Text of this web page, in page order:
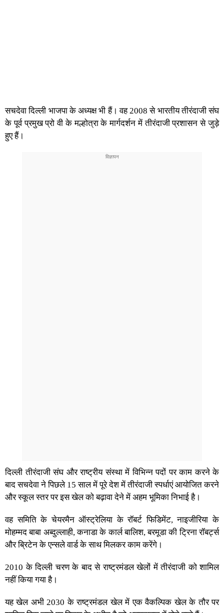
सचदेवा दिल्ली भाजपा के अध्यक्ष भी हैं। वह 2008 से भारतीय तीरंदाजी संघ
के पूर्व प्रमुख प्रो वी के मल्होत्रा ​​के मार्गदर्शन में तीरंदाजी प्रशासन से जुड़े
हुए हैं।
दिल्ली तीरंदाजी संघ और राष्ट्रीय संस्था में विभिन्न पदों पर काम करने के
बाद सचदेवा ने पिछले 15 साल में पूरे देश में तीरंदाजी स्पर्धाएं आयोजित करने
और स्कूल स्तर पर इस खेल को बढ़ावा देने में अहम भूमिका निभाई है।
वह समिति के चेयरमैन ऑस्ट्रेलिया के रॉबर्ट फिडिमेंट, नाइजीरिया के
मोहम्मद बाबा अब्दुल्लाही, कनाडा के कार्ल बालिश, बरमूडा की ट्रिना रॉबर्ट्स
और ब्रिटेन के एन्सले वार्ड के साथ मिलकर काम करेंगे।
2010 के दिल्ली चरण के बाद से राष्ट्रमंडल खेलों में तीरंदाजी को शामिल
नहीं किया गया है।
यह खेल अभी 2030 के राष्ट्रमंडल खेल में एक वैकल्पिक खेल के तौर पर